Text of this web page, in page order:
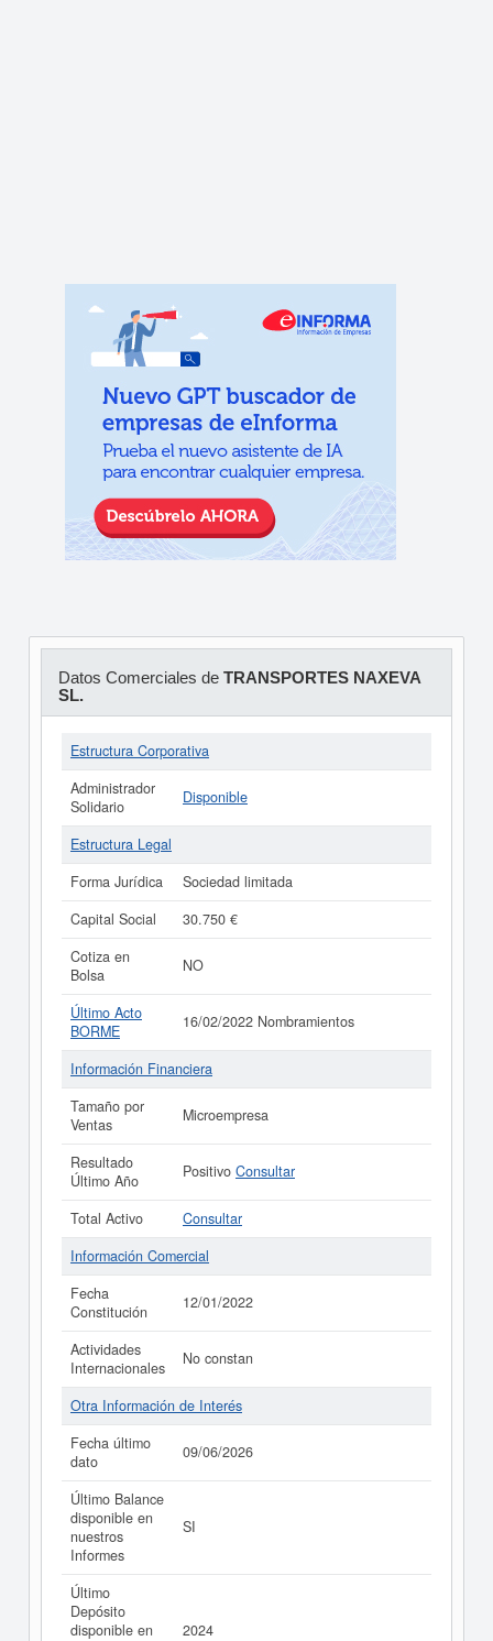
Datos Comerciales de TRANSPORTES NAXEVA
SL.
Estructura Corporativa
Administrador
Solidario
Disponible
Estructura Legal
Forma Jurídica
Sociedad limitada
Capital Social
30.750 €
Cotiza en
Bolsa
NO
Último Acto
BORME
16/02/2022 Nombramientos
Información Financiera
Tamaño por
Ventas
Microempresa
Resultado
Último Año
Positivo Consultar
Total Activo
Consultar
Información Comercial
Fecha
Constitución
12/01/2022
Actividades
Internacionales
No constan
Otra Información de Interés
Fecha último
dato
09/06/2026
Último Balance
disponible en
nuestros
Informes
SI
Último
Depósito
disponible en
2024